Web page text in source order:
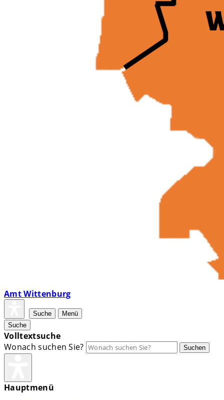
Amt Wittenburg
Suche
Menü
Suche
Volltextsuche
Wonach suchen Sie?
Suchen
Hauptmenü